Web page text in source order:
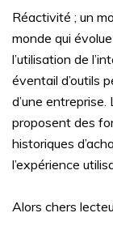
Réactivité ; un
monde qui
l’utilisation de
éventail d’outils
d’une
proposent des
historiques
l’expérience
Alors chers